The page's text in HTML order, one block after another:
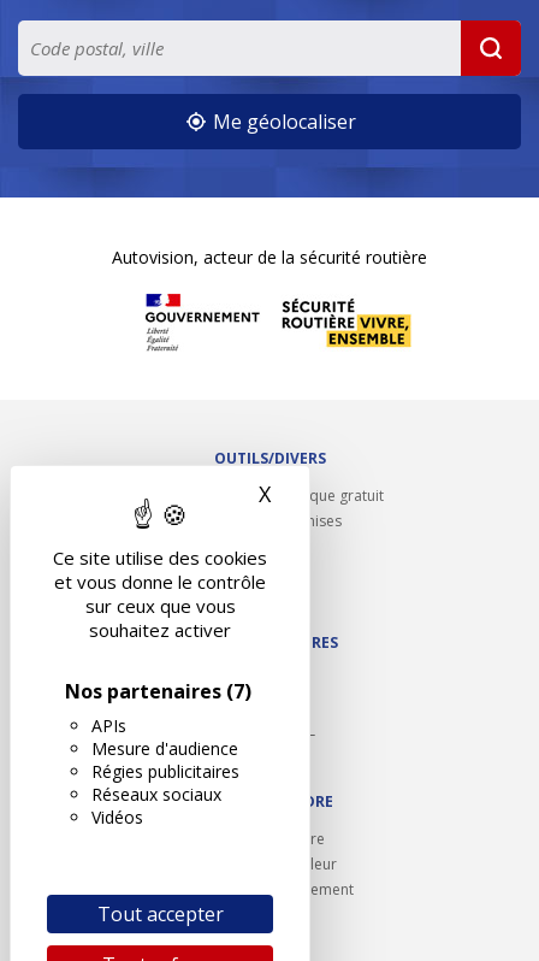
Ce site utilise des cookies
et vous donne le contrôle
sur ceux que vous
souhaitez activer
Nos partenaires (7)
APIs
Mesure d'audience
Régies publicitaires
Réseaux sociaux
Vidéos
Tout accepter
X Masquer le bandeau des
Me géolocaliser
Autovision, acteur de la sécurité routière
OUTILS/DIVERS
Rappel contrôle technique gratuit
Partenariats/Remises
Contact
NOS PARTENAIRES
Autodidact
Karoil
Autovision PL
Motovision
NOUS REJOINDRE
Ouvrir un centre
Devenez contrôleur
Carrières et recrutement